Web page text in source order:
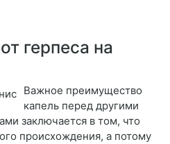
герпеса на
Важное преимущество
капель перед другими
заключается в том, что
происхождения, а потому